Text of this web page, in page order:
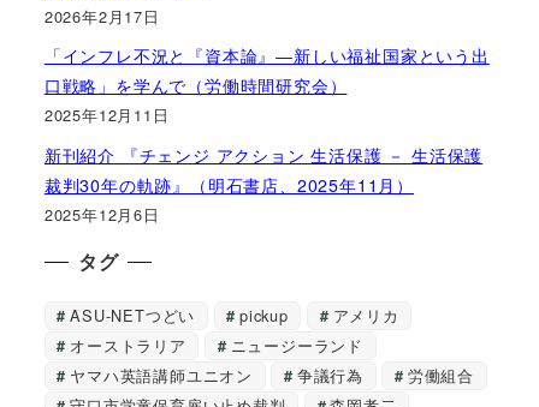
2026年2月17日
「インフレ不況と『資本論』―新しい福祉国家という出
口戦略」を学んで（労働時間研究会）
2025年12月11日
新刊紹介 『チェンジ アクション 生活保護 － 生活保護
裁判30年の軌跡』（明石書店、2025年11月）
2025年12月6日
タグ
ASU-NETつどい pickup
アメリカ
オーストラリア
ニュージーランド
ヤマハ英語講師ユニオン
争議行為
労働組合